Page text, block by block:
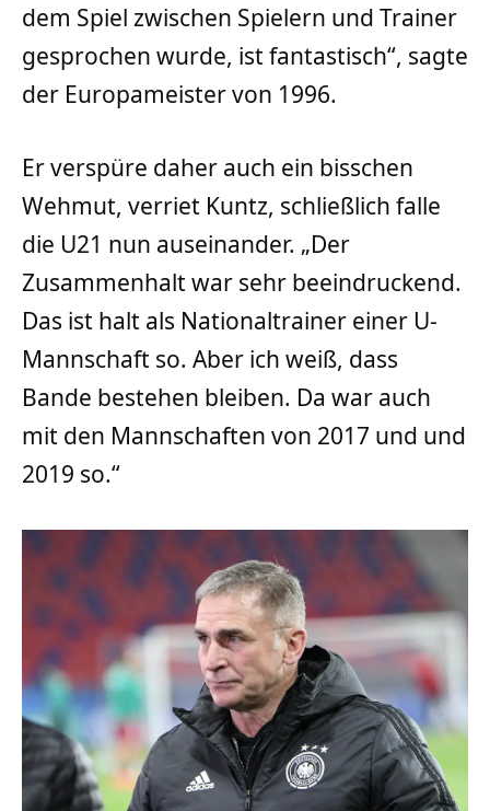
dem Spiel zwischen Spielern und Trainer
gesprochen wurde, ist fantastisch“, sagte
der Europameister von 1996.
Er verspüre daher auch ein bisschen
Wehmut, verriet Kuntz, schließlich falle
die U21 nun auseinander. „Der
Zusammenhalt war sehr beeindruckend.
Das ist halt als Nationaltrainer einer U-
Mannschaft so. Aber ich weiß, dass
Bande bestehen bleiben. Da war auch
mit den Mannschaften von 2017 und und
2019 so.“